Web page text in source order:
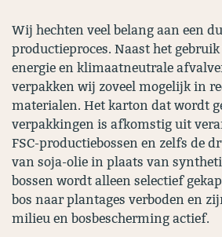
Wij hechten veel belang aan een
productieproces. Naast het
energie en klimaatneutrale
verpakken wij zoveel mogelijk in
materialen. Het karton dat wordt
verpakkingen is afkomstig uit
FSC-productiebossen en zelfs de
van soja-olie in plaats van
bossen wordt alleen selectief
bos naar plantages verboden en
milieu en bosbescherming actief.